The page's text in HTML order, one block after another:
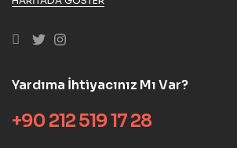
Yardıma İhtiyacınız Mı Var?
+90 212 519 17 28